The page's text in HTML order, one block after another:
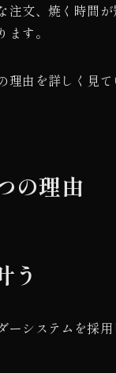
注文、焼く時間が
す。
理由を詳しく見て
の理由
う
ーシステムを採用